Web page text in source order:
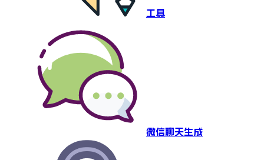
工具
微信聊天生成